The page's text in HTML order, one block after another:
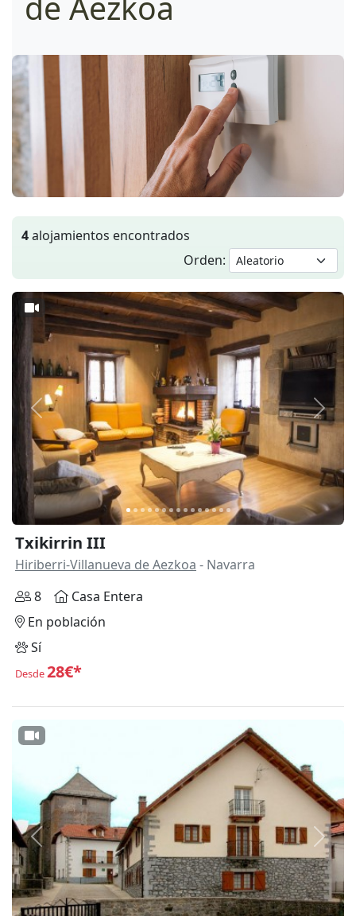
4alojamientos encontrados
Orden:
Anterior
Txikirrin III
Hiriberri-Villanueva de Aezkoa - Navarra
8
Casa Entera
En población
Sí
Desde28€*
Anterior